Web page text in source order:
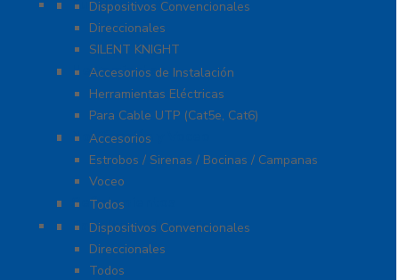
Fuentes de Alimentación
Dispositivos Convencionales
Direccionales
SILENT KNIGHT
Herramientas
Accesorios de Instalación
Herramientas Eléctricas
Para Cable UTP (Cat5e, Cat6)
Notificación y Voceo
Accesorios
Estrobos / Sirenas / Bocinas / Campanas
Voceo
Señalamientos
Todos
Paneles de Incendio
Dispositivos Convencionales
Direccionales
Todos